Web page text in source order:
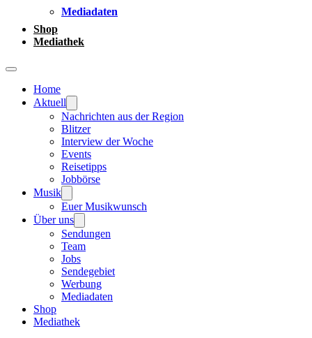
Mediadaten
Shop
Mediathek
Home
Aktuell
Nachrichten aus der Region
Blitzer
Interview der Woche
Events
Reisetipps
Jobbörse
Musik
Euer Musikwunsch
Über uns
Sendungen
Team
Jobs
Sendegebiet
Werbung
Mediadaten
Shop
Mediathek